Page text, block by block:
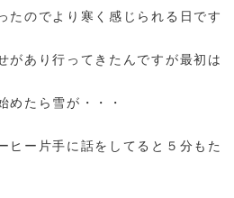
たのでより寒く感じられる日です
があり行ってきたんですが最初は
めたら雪が・・・
ヒー片手に話をしてると５分もた